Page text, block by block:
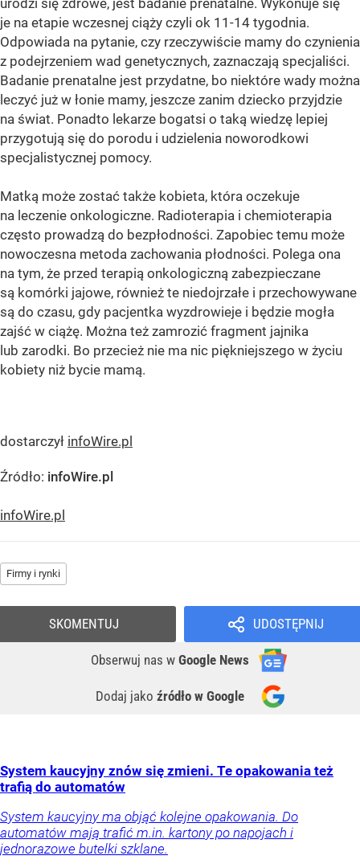
je na etapie wczesnej ciąży czyli ok 11-14 tygodnia.
Odpowiada na pytanie, czy rzeczywiście mamy do czynienia
z podejrzeniem wad genetycznych, zaznaczają specjaliści.
Badanie prenatalne jest przydatne, bo niektóre wady można
leczyć już w łonie mamy, jeszcze zanim dziecko przyjdzie
na świat. Ponadto lekarze bogatsi o taką wiedzę lepiej
przygotują się do porodu i udzielenia noworodkowi
specjalistycznej pomocy.
Matką może zostać także kobieta, która oczekuje
na leczenie onkologiczne. Radioterapia i chemioterapia
często prowadzą do bezpłodności. Zapobiec temu może
nowoczesna metoda zachowania płodności. Polega ona
na tym, że przed terapią onkologiczną zabezpieczane
są komórki jajowe, również te niedojrzałe i przechowywane
są do czasu, gdy pacjentka wyzdrowieje i będzie mogła
zajść w ciążę. Można też zamrozić fragment jajnika
lub zarodki. Bo przecież nie ma nic piękniejszego w życiu
kobiety niż bycie mamą.
dostarczył infoWire.pl
Źródło: infoWire.pl
infoWire.pl
Firmy i rynki
UDOSTĘPNIJ
Obserwuj nas w Google News
Dodaj jako źródło w Google
SKOMENTUJ
System kaucyjny znów się zmieni. Te opakowania też
trafią do automatów
System kaucyjny ma objąć kolejne opakowania. Do
automatów mają trafić m.in. kartony po napojach i
jednorazowe butelki szklane.